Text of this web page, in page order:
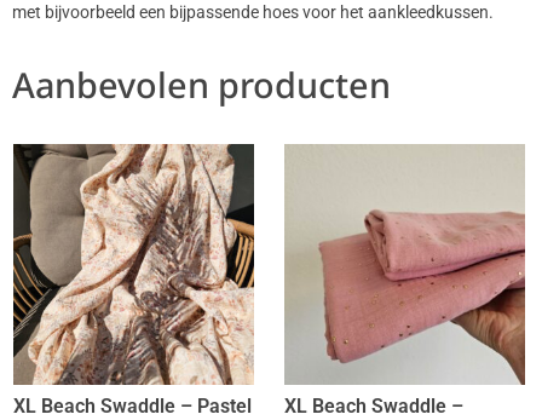
met bijvoorbeeld een bijpassende hoes voor het aankleedkussen.
Aanbevolen producten
XL Beach Swaddle – Pastel
XL Beach Swaddle –